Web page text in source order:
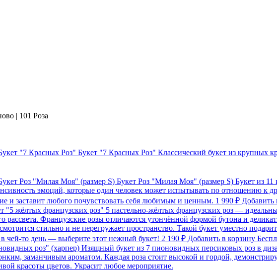
| 101 Роза
Букет "7 Красных Роз" Классический букет из крупных
Букет Роз "Милая Моя" (размер S) Букет из
эмоций, которые один человек может испытывать по отношению к
и заставит любого почувствовать себя любимым и ценным. 1 990 ₽ Добавить
"5 жёлтых французских роз" 5 пастельно‑жёлтых французских роз —
рассвета. Французские розы отличаются утончённой формой бутона и
стильно и не перегружает пространство. Такой букет уместно
чей‑то день — выберите этот нежный букет! 2 190 ₽ Добавить в корзину
роз" (харпер) Изящный букет из 7 пионовидных персиковых роз в
заманчивым ароматом. Каждая роза стоит высокой и гордой,
красоты цветов. Украсит любое мероприятие.